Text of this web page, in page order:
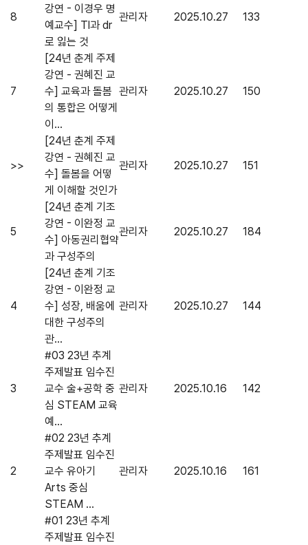
8
강연 - 이경우 명
예교수] Tl과 dr
로 잃는 것
관리자 2025.10.27 133
7
[24년 춘계 주제
강연 - 권혜진 교
수] 교육과 돌봄
의 통합은 어떻게
이...
관리자 2025.10.27 150
>>
[24년 춘계 주제
강연 - 권혜진 교
수] 돌봄을 어떻
게 이해할 것인가
관리자 2025.10.27 151
5
[24년 춘계 기조
강연 - 이완정 교
수] 아동권리협약
과 구성주의
관리자 2025.10.27 184
4
[24년 춘계 기조
강연 - 이완정 교
수] 성장, 배움에
대한 구성주의
관...
관리자 2025.10.27 144
3
#03 23년 추계
주제발표 임수진
교수 술+공학 중
심 STEAM 교육
예...
관리자 2025.10.16 142
2
#02 23년 추계
주제발표 임수진
교수 유아기
Arts 중심
STEAM ...
관리자 2025.10.16 161
#01 23년 추계
주제발표 임수진